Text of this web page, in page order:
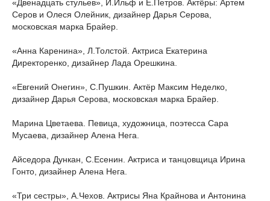
«Двенадцать стульев», И.Ильф и Е.Петров. Актёры: Артем
Серов и Олеся Олейник, дизайнер Дарья Серова,
московская марка Брайер.
«Анна Каренина», Л.Толстой. Актриса Екатерина
Директоренко, дизайнер Лада Орешкина.
«Евгений Онегин», С.Пушкин. Актёр Максим Неделко,
дизайнер Дарья Серова, московская марка Брайер.
Марина Цветаева. Певица, художница, поэтесса Сара
Мусаева, дизайнер Алена Нега.
Айседора Дункан, С.Есенин. Актриса и танцовщица Ирина
Гонто, дизайнер Алена Нега.
«Три сестры», А.Чехов. Актрисы Яна Крайнова и Антонина